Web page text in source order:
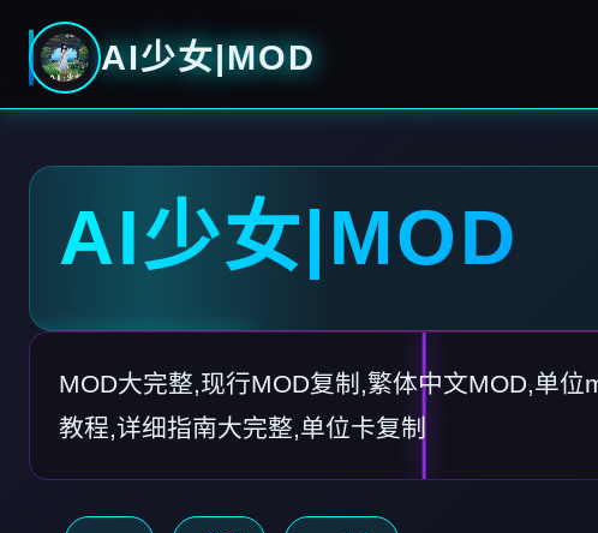
AI少女|MOD
AI少女|MOD
MOD大完整,现行MOD复制,繁体中文MOD,单位
教程,详细指南大完整,单位卡复制